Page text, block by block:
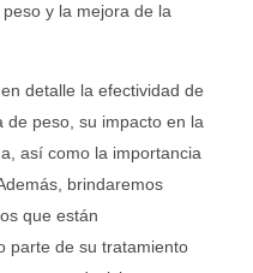
y la mejora de la
detalle la efectividad de
de peso, su impacto en la
así como la importancia
brindaremos
que están
parte de su tratamiento